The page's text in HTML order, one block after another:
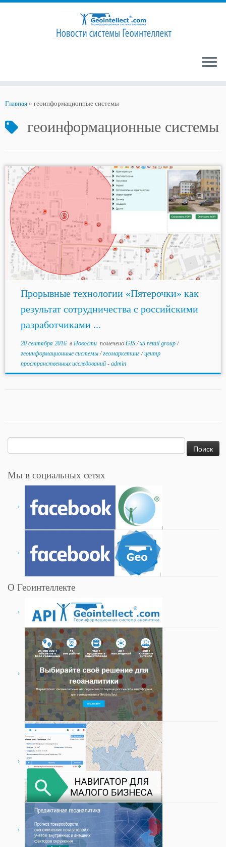
Главная » геоинформационные системы
геоинформационные системы
Прорывные технологии «Пятерочки» как
результат сотрудничества с российскими
разработчиками ...
20 сентября 2016в Новости помечено GIS/x5 retail group/
геоинформационные системы/геомаркетинг/центр
пространственных исследований - admin
Мы в социальных сетях
О Геоинтеллекте